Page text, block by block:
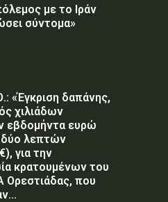
με το Ιράν
σύντομα»
«Έγκριση δαπάνης,
χιλιάδων
εβδομήντα ευρώ
δύο λεπτών
για την
κρατουμένων του
Ορεστιάδας, που